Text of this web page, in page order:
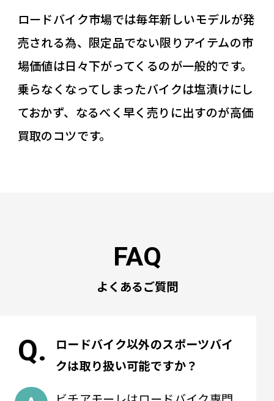
ロードバイク市場では毎年新しいモデルが発
売される為、限定品でない限りアイテムの市
場価値は日々下がってくるのが一般的です。
乗らなくなってしまったバイクは塩漬けにし
ておかず、なるべく早く売りに出すのが高価
買取のコツです。
よくあるご質問
ロードバイク以外のスポーツバイ
クは取り扱い可能ですか？